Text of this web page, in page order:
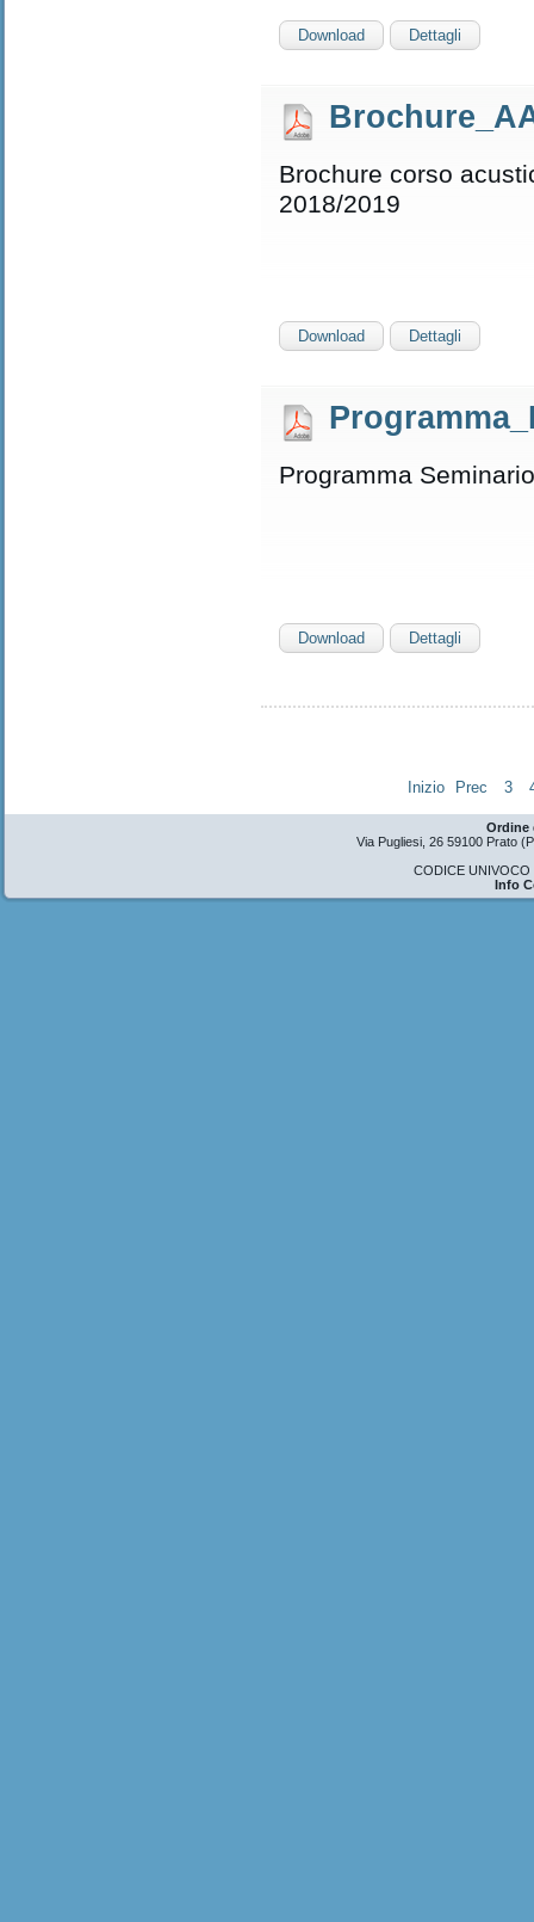
Download Dettagli
Brochure corso
2018/2019
Download Dettagli
Programma
Download Dettagli
Inizio Prec 3
Ordine
Via Pugliesi, 26 59100 Prato
CODICE
Info